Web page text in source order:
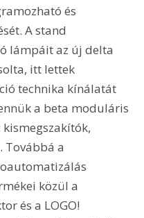
és
A stand
lámpáit az új delta
itt lettek
technika kínálatát
a beta moduláris
kismegszakítók,
Továbbá a
közül a
és a LOGO!